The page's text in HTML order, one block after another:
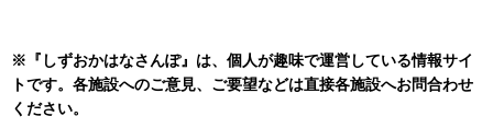
※『しずおかはなさんぽ』は、個人が趣味で運営している情報サイ
トです。各施設へのご意見、ご要望などは直接各施設へお問合わせ
ください。